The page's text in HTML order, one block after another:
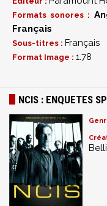
Formats sonores :
Français
Sous-titres : Français
Format Image : 1.78
NCIS : ENQUETES